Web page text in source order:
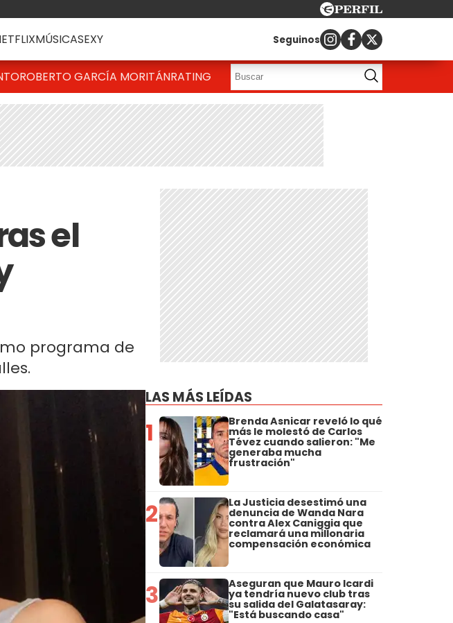
MÚSICASEXY Seguinos
ROBERTO GARCÍA MORITÁNRATING
el
programa de
LAS MÁS LEÍDAS
1 Brenda Asnicar reveló lo qué
más le molestó de Carlos
Tévez cuando salieron: "Me
generaba mucha
frustración"
2 La Justicia desestimó una
denuncia de Wanda Nara
contra Alex Caniggia que
reclamará una millonaria
compensación económica
3 Aseguran que Mauro Icardi
ya tendría nuevo club tras
su salida del Galatasaray:
"Está buscando casa"